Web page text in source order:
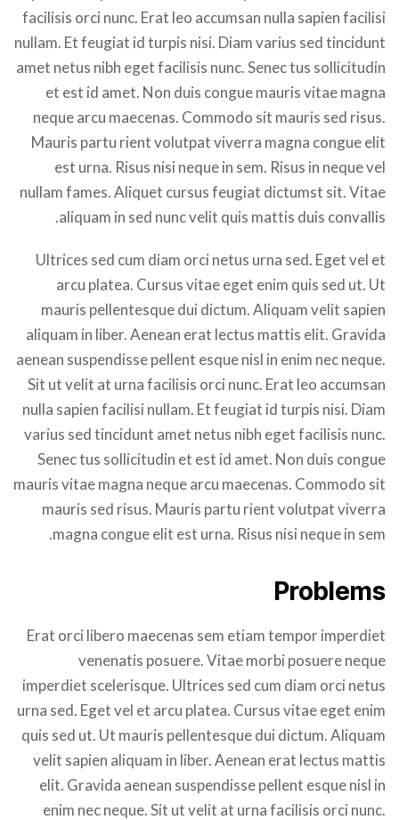
facilisis orci nunc. Erat leo accumsan nulla sapien facilisi
nullam. Et feugiat id turpis nisi. Diam varius sed tincidunt
amet netus nibh eget facilisis nunc. Senec tus sollicitudin
et est id amet. Non duis congue mauris vitae magna
neque arcu maecenas. Commodo sit mauris sed risus.
Mauris partu rient volutpat viverra magna congue elit
est urna. Risus nisi neque in sem. Risus in neque vel
nullam fames. Aliquet cursus feugiat dictumst sit. Vitae
aliquam in sed nunc velit quis mattis duis convallis.
Ultrices sed cum diam orci netus urna sed. Eget vel et
arcu platea. Cursus vitae eget enim quis sed ut. Ut
mauris pellentesque dui dictum. Aliquam velit sapien
aliquam in liber. Aenean erat lectus mattis elit. Gravida
aenean suspendisse pellent esque nisl in enim nec neque.
Sit ut velit at urna facilisis orci nunc. Erat leo accumsan
nulla sapien facilisi nullam. Et feugiat id turpis nisi. Diam
varius sed tincidunt amet netus nibh eget facilisis nunc.
Senec tus sollicitudin et est id amet. Non duis congue
mauris vitae magna neque arcu maecenas. Commodo sit
mauris sed risus. Mauris partu rient volutpat viverra
magna congue elit est urna. Risus nisi neque in sem.
Problems
Erat orci libero maecenas sem etiam tempor imperdiet
venenatis posuere. Vitae morbi posuere neque
imperdiet scelerisque. Ultrices sed cum diam orci netus
urna sed. Eget vel et arcu platea. Cursus vitae eget enim
quis sed ut. Ut mauris pellentesque dui dictum. Aliquam
velit sapien aliquam in liber. Aenean erat lectus mattis
elit. Gravida aenean suspendisse pellent esque nisl in
enim nec neque. Sit ut velit at urna facilisis orci nunc.